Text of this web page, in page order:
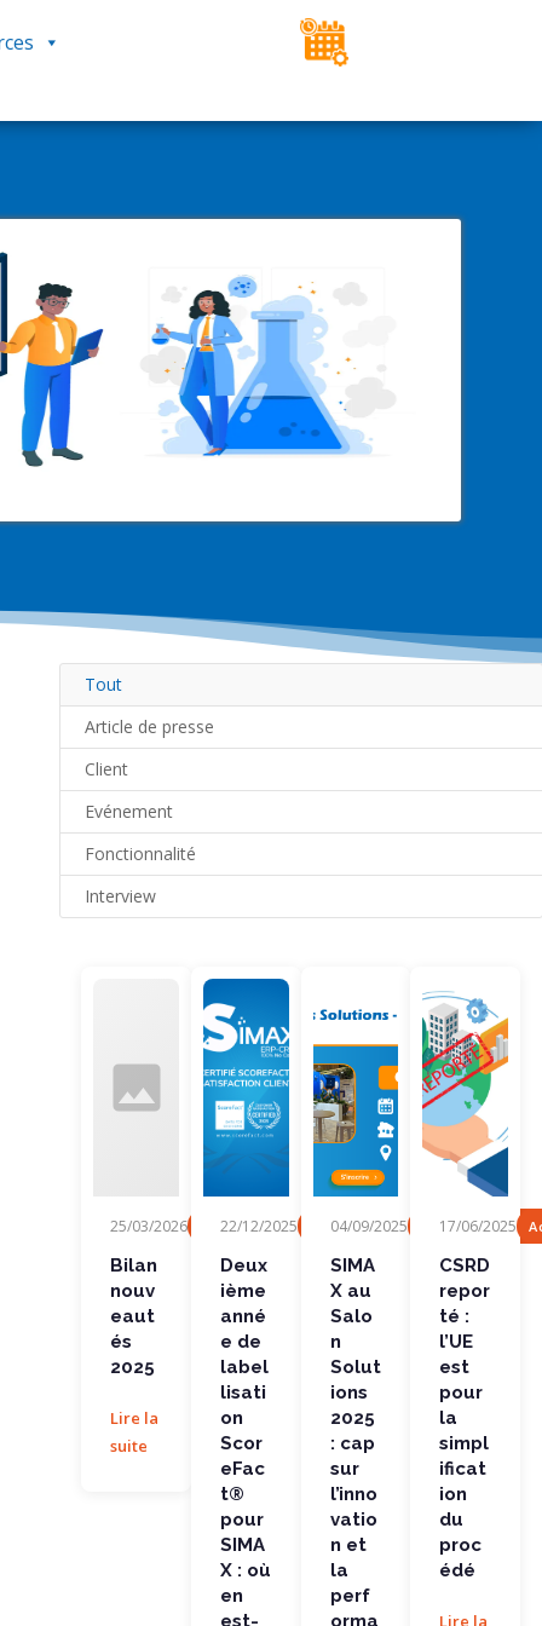
Tout
Article de presse
Client
Evénement
Fonctionnalité
Interview
nouveaut
25/03/2026 Fonctionnalité
Bilan
nouv
eaut
és
2025
Lire la
suite
e année
labellisati
ScoreFact
®...
22/12/2025 Actualités, Evénement
Deux
ième
anné
e de
label
lisati
on
Scor
eFac
t®
pour
SIMA
X : où
en
est-
Salon
2025 : cap
04/09/2025 Actualités,
SIMA
X au
Salo
n
Solut
ions
2025
: cap
sur
l’inno
vatio
n et
la
perf
orma
reporté :
pour la
ion...
17/06/2025
CSRD
repor
té :
l’UE
est
pour
la
simpl
ificat
ion
du
proc
édé
Lire la